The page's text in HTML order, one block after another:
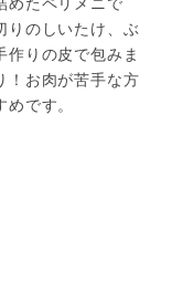
りのしいたけ、ぶ
りの皮で包みま
！お肉が苦手な方
です。